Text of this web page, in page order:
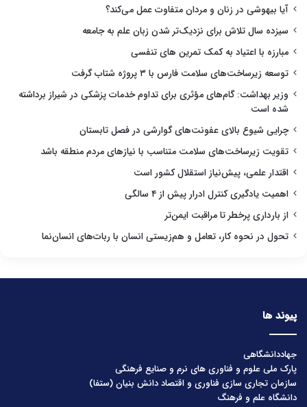
آیا بیهوشی در زنان و مردان متفاوت عمل می‌کند؟
سیزده سال تلاش برای نزدیک‌تر شدن زبان علم به جامعه
مبارزه با اعتیاد به کمک تمرین های تنفسی
توسعه زیرساخت‌های سلامت فارس با ۳ پروژه شتاب گرفت
وزیر بهداشت: گام‌های مؤثری برای تداوم خدمات پزشکی در شیراز برداشته
شده است
چرایی شیوع بالای عفونت‌های گوارشی در فصل تابستان
تقویت زیرساخت‌های سلامت متناسب با نیازهای مردم منطقه باشد
اقتدار علمی، پیش‌نیاز استقلال کشور است
اهمیت یادگیری کنترل ادرار پیش از ۴ سالگی
از بارداری پرخطر تا مراقبت ایمن‌تر
تحول در نحوه کار، تعامل و هم‌زیستی انسان با ربات‌های انسان‌نما
پیوند ها
جهاددانشگاهی
پارک ملی علوم و فناوری های نرم و صنایع فرهنگی
سازمان تجاری سازی فناوری و اقتصاد دانش بنیان (ستفا)
دانشگاه علم و فرهنگ